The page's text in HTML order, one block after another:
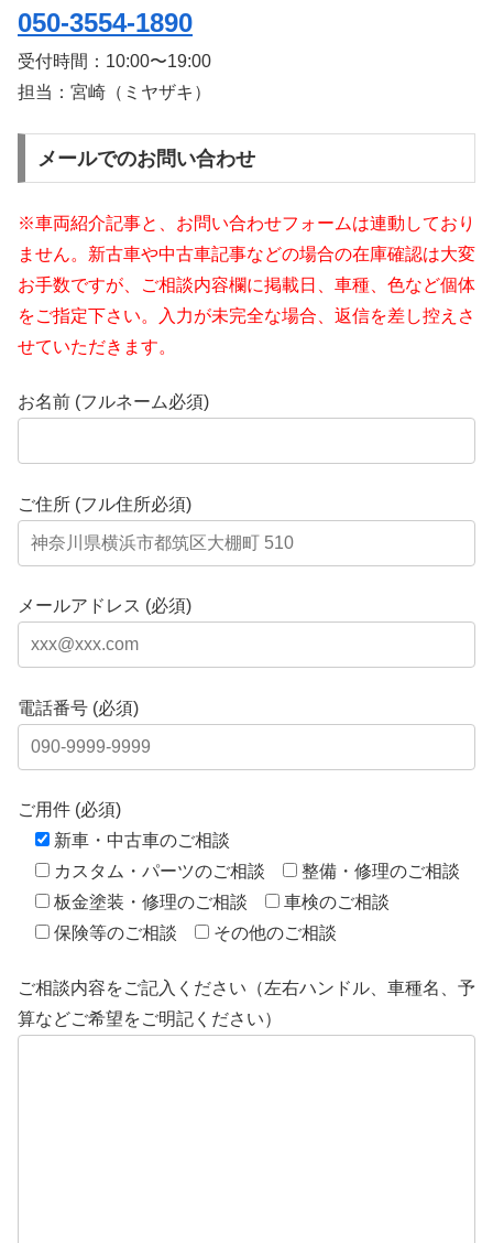
050-3554-1890
受付時間： 10:00〜19:00
担当：宮崎（ミヤザキ）
メールでのお問い合わせ
※車両紹介記事と、お問い合わせフォームは連動しており
ません。新古車や中古車記事などの場合の在庫確認は大変
お手数ですが、ご相談内容欄に掲載日、車種、色など個体
をご指定下さい。入力が未完全な場合、返信を差し控えさ
せていただきます。
お名前 (フルネーム必須)
ご住所 (フル住所必須)
メールアドレス (必須)
電話番号 (必須)
ご用件 (必須)
新車・中古車のご相談
カスタム・パーツのご相談
整備・修理のご相談
板金塗装・修理のご相談
車検のご相談
保険等のご相談
その他のご相談
ご相談内容をご記入ください（左右ハンドル、車種名、予
算などご希望をご明記ください）